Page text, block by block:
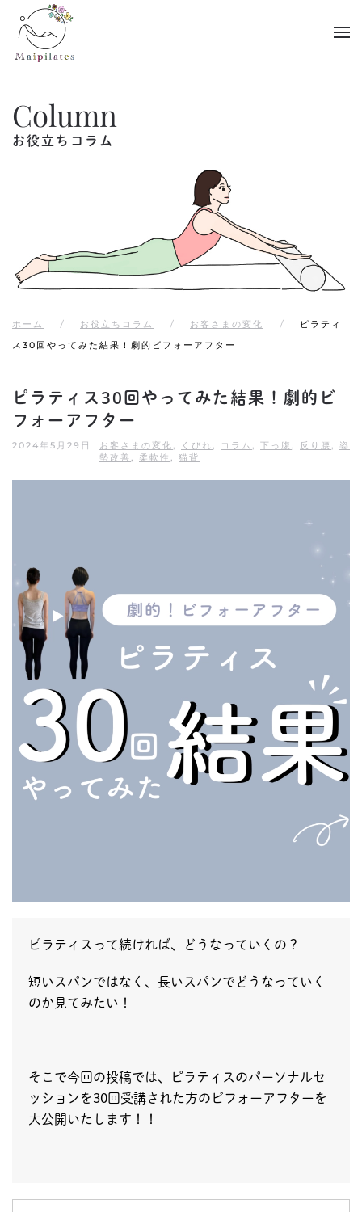
Skip to main content
Column
お役立ちコラム
ホーム お役立ちコラム お客さまの変化
ピラティ
ス30回やってみた結果！劇的ビフォーアフター
ピラティス30回やってみた結果！劇的ビ
フォーアフター
2024年5月29日 お客さまの変化, くびれ, コラム , 下っ腹 , 反り腰, 姿
勢改善 , 柔軟性 , 猫背
ピラティスって続ければ、どうなっていくの？
短いスパンではなく、長いスパンでどうなっていく
のか見てみたい！
そこで今回の投稿では、ピラティスのパーソナルセ
ッションを30回受講された方のビフォーアフターを
大公開いたします！！